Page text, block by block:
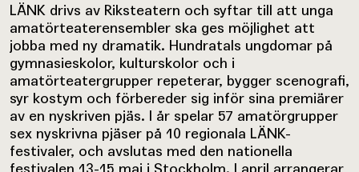
LÄNK drivs av Riksteatern och syftar till att unga
amatörteaterensembler ska ges möjlighet att
jobba med ny dramatik. Hundratals ungdomar på
gymnasieskolor, kulturskolor och i
amatörteatergrupper repeterar, bygger scenografi,
syr kostym och förbereder sig inför sina premiärer
av en nyskriven pjäs. I år spelar 57 amatörgrupper
sex nyskrivna pjäser på 10 regionala LÄNK-
festivaler, och avslutas med den nationella
festivalen 13-15 maj i Stockholm. I april arrangerar